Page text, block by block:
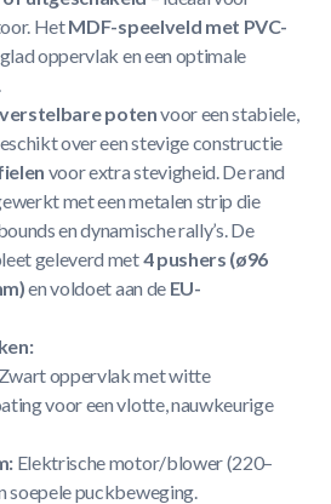
HetMDF-speelveld met PVC-
oppervlak en een optimale
verstelbare potenvoor een stabiele,
over een stevige constructie
voor extra stevigheid. De rand
met een metalen strip die
en dynamische rally’s. De
geleverd met4 pushers (ø96
en voldoet aan de EU-
oppervlak met witte
voor een vlotte, nauwkeurige
Elektrische motor/blower (220–
soepele puckbeweging.